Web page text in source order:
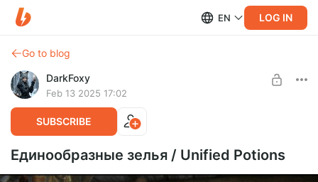
EN LOG IN
Go to blog
DarkFoxy
Feb 13 2025 17:02
SUBSCRIBE
Единообразные зелья / Unified Potions